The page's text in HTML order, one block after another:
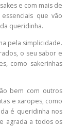
e com mais de
que vão
queridinha.
pela simplicidade.
o seu sabor e
como sakerinhas
bem com outros
e xaropes, como
é queridinha nos
agrada a todos os